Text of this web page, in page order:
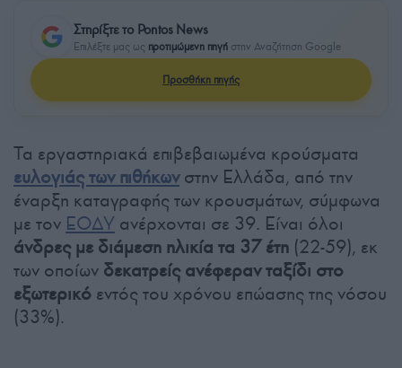
Στηρίξτε το Pontos News
Επιλέξτε μας ως προτιμώμενη πηγή στην Αναζήτηση Google
Προσθήκη πηγής
Τα εργαστηριακά επιβεβαιωμένα κρούσματα
ευλογιάς των πιθήκωνστην Ελλάδα, από την
έναρξη καταγραφής των κρουσμάτων, σύμφωνα
με τον ΕΟΔΥ ανέρχονται σε 39. Είναι όλοι
άνδρες με διάμεση ηλικία τα 37 έτη (22-59), εκ
των οποίων δεκατρείς ανέφεραν ταξίδι στο
εξωτερικό εντός του χρόνου επώασης της νόσου
(33%).